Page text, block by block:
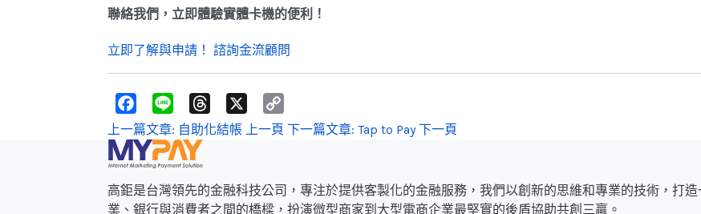
聯絡我們，立即體驗實體卡機的便利！
立即了解與申請！ 諮詢金流顧問
c
e
b
o
k
n
e
r
e
p
k
上一篇文章: 自助化結帳 上一頁 下一篇文章: Tap to Pay下一頁
高鉅是台灣領先的金融科技公司，專注於提供客製化的金融服務，我們以創新的思維和專業的技術，打
業、銀行與消費者之間的橋樑，扮演微型商家到大型電商企業最堅實的後盾協助共創三贏。